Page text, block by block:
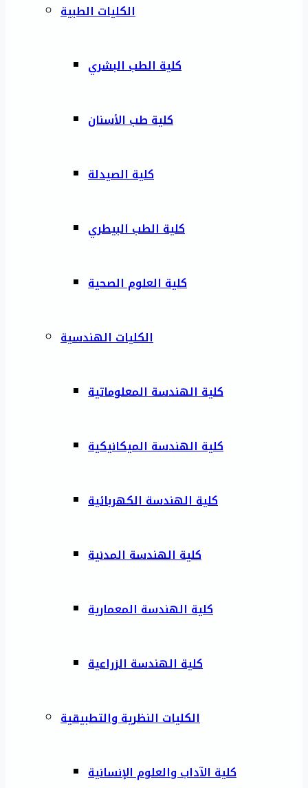
الكليات الطبية
كلية الطب البشري
كلية طب الأسنان
كلية الصيدلة
كلية الطب البيطري
كلية العلوم الصحية
الكليات الهندسية
كلية الهندسة المعلوماتية
كلية الهندسة الميكانيكية
كلية الهندسة الكهربائية
كلية الهندسة المدنية
كلية الهندسة المعمارية
كلية الهندسة الزراعية
الكليات النظرية والتطبيقية
كلية الآداب والعلوم الإنسانية